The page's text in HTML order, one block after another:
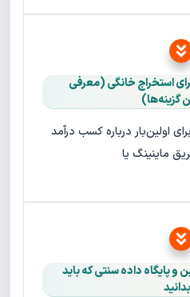
استخراج خانگی (معرفی
گزینه‌ها)
اولین‌بار درباره کسب درآمد
ماینینگ یا
و پایگاه‌ داده سنتی که باید
بدانید